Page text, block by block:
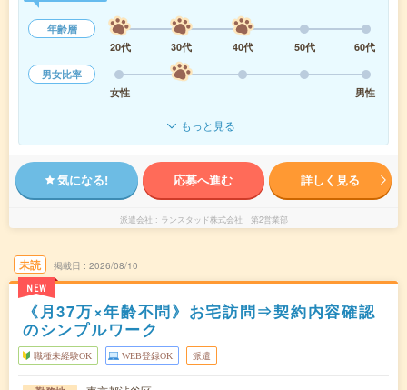
年齢層
20代
30代 40代 50代
60代
男女比率
女性
男性
もっと見る
気になる! 応募へ進む 詳しく見る
派遣会社 ランスタッド株式会社 第2営業部
未読
NEW
掲載日 2026/08/10
《月37万×年齢不問》お宅訪問⇒契約内容確認
のシンプルワーク
職種未経験OK WEB登録OK 派遣